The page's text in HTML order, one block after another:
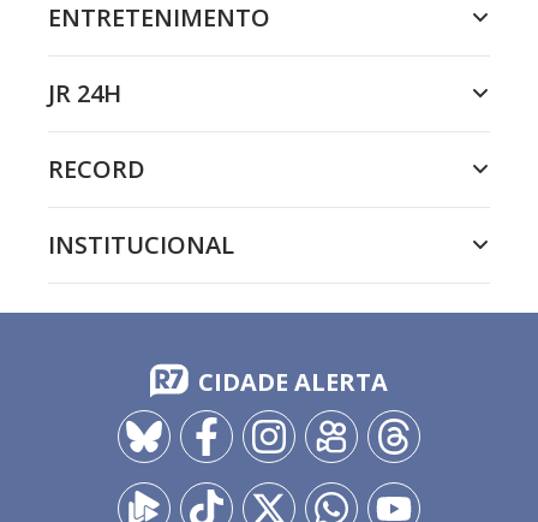
ENTRETENIMENTO
JR 24H
RECORD
INSTITUCIONAL
CIDADE ALERTA